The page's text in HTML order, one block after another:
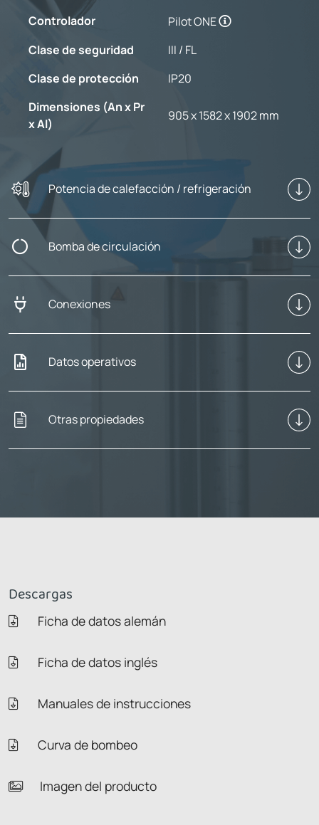
Controlador
Pilot ONE
Clase de seguridad
III / FL
Clase de protección
IP20
Dimensiones (An x Pr
x Al)
905 x 1582 x 1902 mm
Potencia de calefacción / refrigeración
Bomba de circulación
Conexiones
Datos operativos
Otras propiedades
Descargas
Ficha de datos alemán
Ficha de datos inglés
Manuales de instrucciones
Curva de bombeo
Imagen del producto